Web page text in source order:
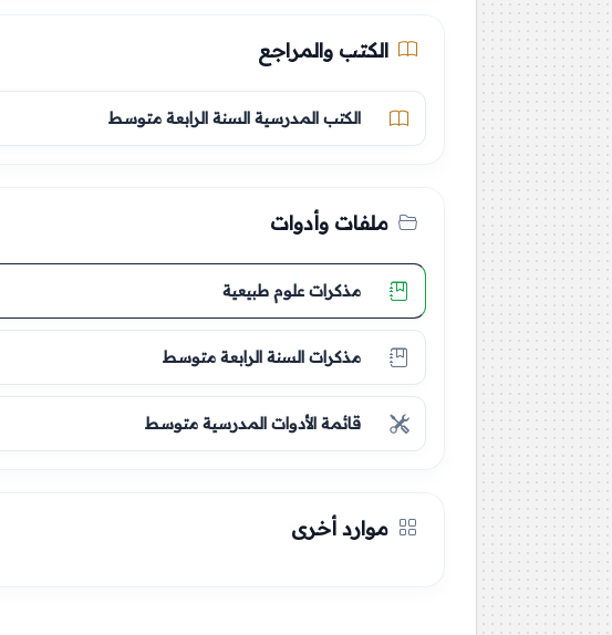
الكتب والمراجع
الكتب المدرسية السنة الرابعة متوسط
ملفات وأدوات
مذكرات علوم طبيعية
مذكرات السنة الرابعة متوسط
قائمة الأدوات المدرسية متوسط
موارد أخرى